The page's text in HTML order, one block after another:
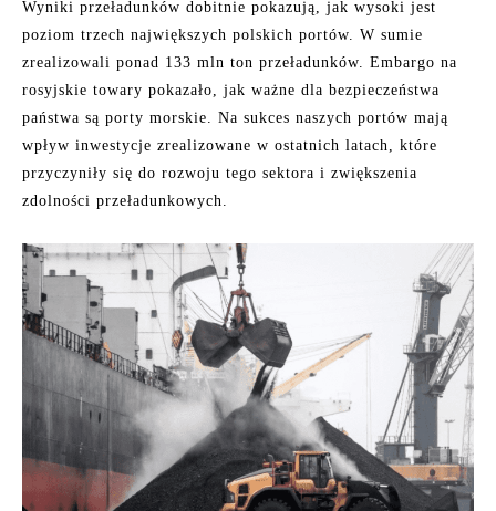
Wyniki przeładunków dobitnie pokazują, jak wysoki jest
poziom trzech największych polskich portów. W sumie
zrealizowali ponad 133 mln ton przeładunków. Embargo na
rosyjskie towary pokazało, jak ważne dla bezpieczeństwa
państwa są porty morskie. Na sukces naszych portów mają
wpływ inwestycje zrealizowane w ostatnich latach, które
przyczyniły się do rozwoju tego sektora i zwiększenia
zdolności przeładunkowych.